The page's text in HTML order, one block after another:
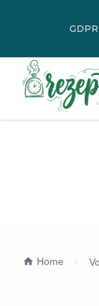
GDPR
Home